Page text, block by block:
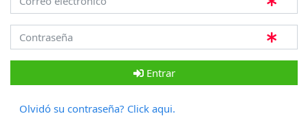
Entrar
Olvidó su contraseña? Click aqui.